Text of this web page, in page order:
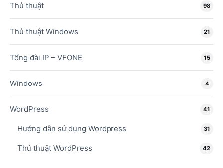
Thủ thuật 98
Thủ thuật Windows 21
Tổng đài IP – VFONE 15
Windows 4
WordPress 41
Hướng dẫn sử dụng Wordpress 31
Thủ thuật WordPress 42